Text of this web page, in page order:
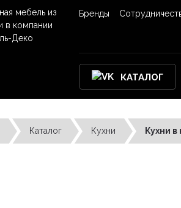
Бренды
КАТАЛОГ
Каталог Кухни Кухни